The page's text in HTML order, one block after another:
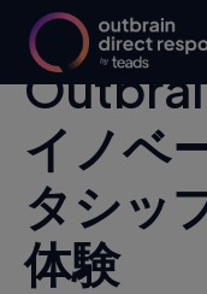
イノベ
タシッ
体験